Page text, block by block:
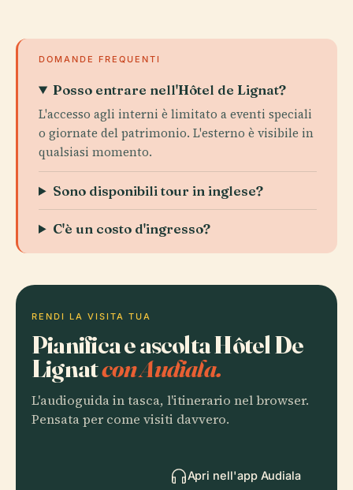
DOMANDE FREQUENTI
Posso entrare nell'Hôtel de Lignat?
L'accesso agli interni è limitato a eventi speciali
o giornate del patrimonio. L'esterno è visibile in
qualsiasi momento.
Sono disponibili tour in inglese?
C'è un costo d'ingresso?
RENDI LA VISITA TUA
Pianifica e ascolta Hôtel De
Lignatcon Audiala.
L'audioguida in tasca, l'itinerario nel browser.
Pensata per come visiti davvero.
Apri nell'app Audiala